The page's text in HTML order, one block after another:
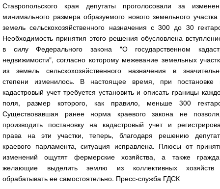
Ставропольского края депутаты проголосовали за
минимального размера образуемого нового земельного участка
земель сельскохозяйственного назначения с 300 до 30
Необходимость принятия этого решения обусловлена
в силу Федерального закона "О государственном
недвижимости", согласно которому межевание земельных
из земель сельскохозяйственного назначения в
степени изменилось. В настоящее время, при постановке
кадастровый учет требуется установить и описать границы
поля, размер которого, как правило, меньше 300
Существовавшая ранее норма краевого закона не
производить постановку на кадастровый учет и
права на эти участки, теперь, благодаря решению
краевого парламента, ситуация исправлена. Плюсы от
изменений ощутят фермерские хозяйства, а также
желающие выделить землю из коллективных
обрабатывать ее самостоятельно. Пресс-служба ГДСК